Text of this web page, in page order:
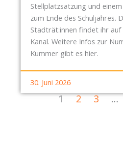
Stellplatzsatzung und
zum Ende des Schuljahres.
Stadträt:innen findet ihr
Kanal. Weitere Infos zur
Kummer gibt es hier.
30. Juni 2026
1 2 3 …